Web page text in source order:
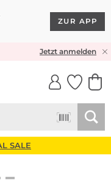
ZUR APP
Jetzt anmelden
SALE